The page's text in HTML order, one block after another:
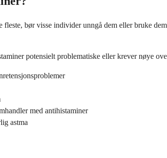
fleste, bør visse individer unngå dem eller bruke
potensielt problematiske eller krever nøye
med antihistaminer
astma